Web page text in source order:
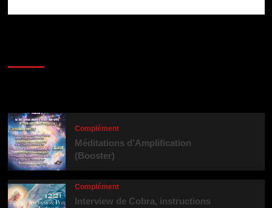
Complément
Méditations d’Amplification
(Booster)
Complément
Interview de Cobra, instructions